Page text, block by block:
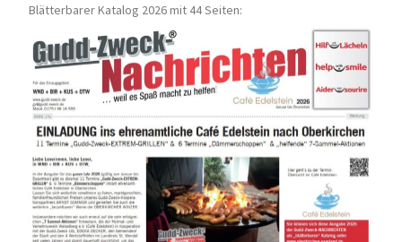
Blätterbarer Katalog 2026 mit 44 Seiten: